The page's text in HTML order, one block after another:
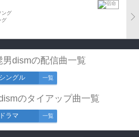
ング
グ
男dismの配信曲一覧
シングル 一覧
のタイアップ曲一覧
ドラマ 一覧